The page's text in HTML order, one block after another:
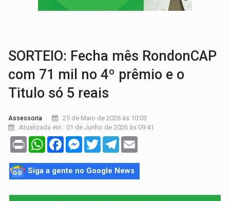
ELEIÇÕES 2026: Sgt. Mouza esclarece 'erro de digitação' em declaração de
SORTEIO: Fecha mês RondonCAP
com 71 mil no 4º prêmio e o
Titulo só 5 reais
Assessoria
25 de Maio de 2026 às 10:03
Atualizada em : 01 de Junho de 2026 às 09:41
Print WhatsAppFacebookMessenger
TwitterTelegram
Siga a gente no Google News